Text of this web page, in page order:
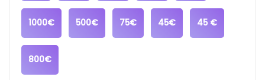
1000€ 500€ 75€ 45€ 45 €
800€